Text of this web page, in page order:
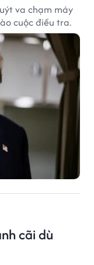
va chạm máy
cuộc điều tra.
cãi dù